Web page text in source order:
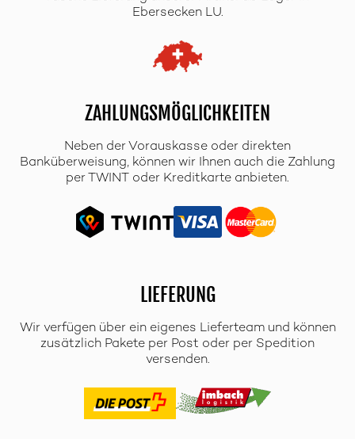
Ebersecken LU.
ZAHLUNGSMÖGLICHKEITEN
Neben der Vorauskasse oder direkten
Banküberweisung, können wir Ihnen auch die Zahlung
per TWINT oder Kreditkarte anbieten.
LIEFERUNG
Wir verfügen über ein eigenes Lieferteam und können
zusätzlich Pakete per Post oder per Spedition
versenden.